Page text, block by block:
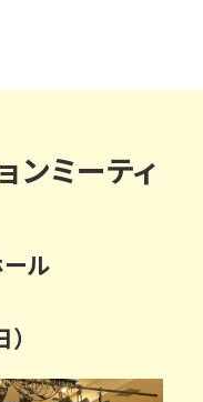
ンミーティ
ール